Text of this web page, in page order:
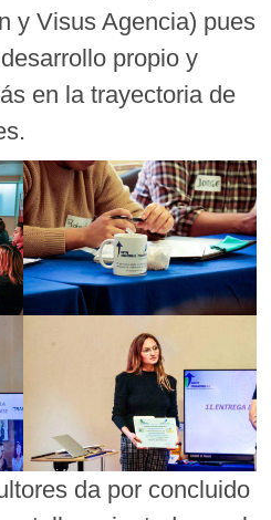
y Visus Agencia) pues
propio y
en la trayectoria de
da por concluido